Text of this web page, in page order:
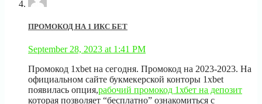
ПРОМОКОД НА 1 ИКС БЕТ
September 28, 2023 at 1:41 PM
Промокод 1xbet на сегодня. Промокод на 2023-2023. На
официальном сайте букмекерской конторы 1xbet
появилась опция,рабочий промокод 1хбет на депозит
которая позволяет “бесплатно” ознакомиться с